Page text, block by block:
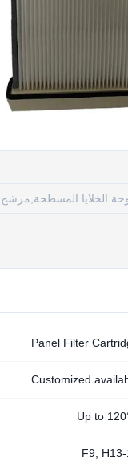
الخلايا المسطحة,مرشح
Panel Filter
Customized
Up to
F9,